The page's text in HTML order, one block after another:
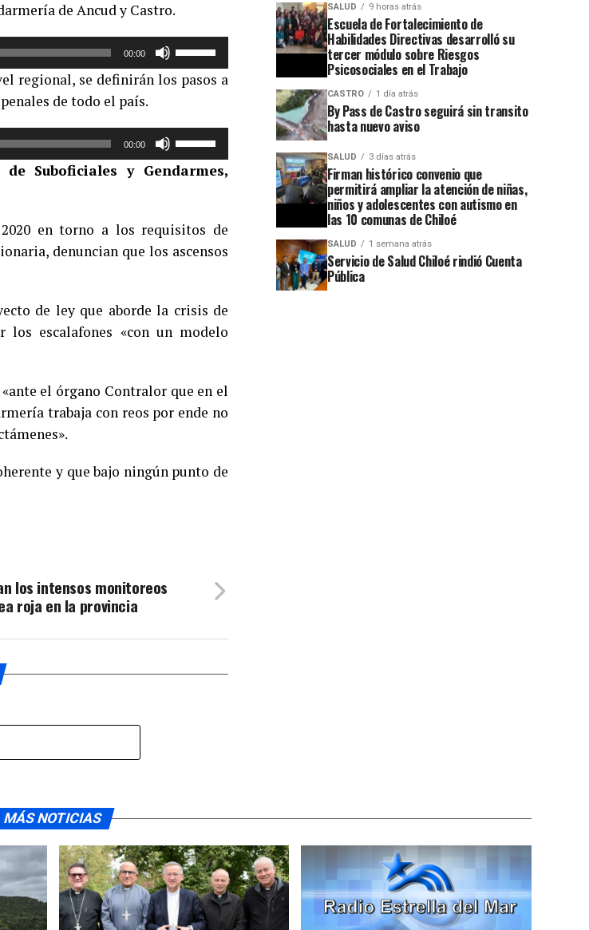
de Ancud y Castro.
00:00
teclas
arriba/abajo
para
aumentar
el
volumen.
regional, se definirán los pasos a
de todo el país.
00:00
teclas
arriba/abajo
para
disminuir
el
Suboficiales y Gendarmes,
en torno a los requisitos de
denuncian que los ascensos
de ley que aborde la crisis de
los escalafones «con un modelo
el órgano Contralor que en el
trabaja con reos por ende no
y que bajo ningún punto de
los intensos monitoreos
roja en la provincia
SALUD 9 horas atrás
Escuela de Fortalecimiento de
Habilidades Directivas desarrolló su
tercer módulo sobre Riesgos
Psicosociales en el Trabajo
CASTRO 1 día atrás
By Pass de Castro seguirá sin transito
hasta nuevo aviso
SALUD 3 días atrás
Firman histórico convenio que
permitirá ampliar la atención de niñas,
niños y adolescentes con autismo en
las 10 comunas de Chiloé
SALUD 1 semana atrás
Servicio de Salud Chiloé rindió Cuenta
Pública
MÁS NOTICIAS